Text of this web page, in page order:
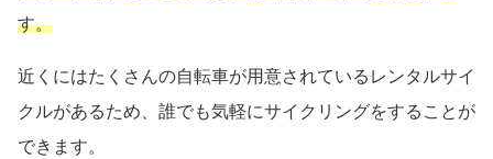
す。
近くにはたくさんの自転車が用意されているレンタルサイ
クルがあるため、誰でも気軽にサイクリングをすることが
できます。